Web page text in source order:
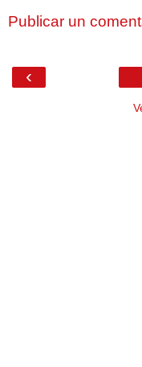
Publicar un
‹